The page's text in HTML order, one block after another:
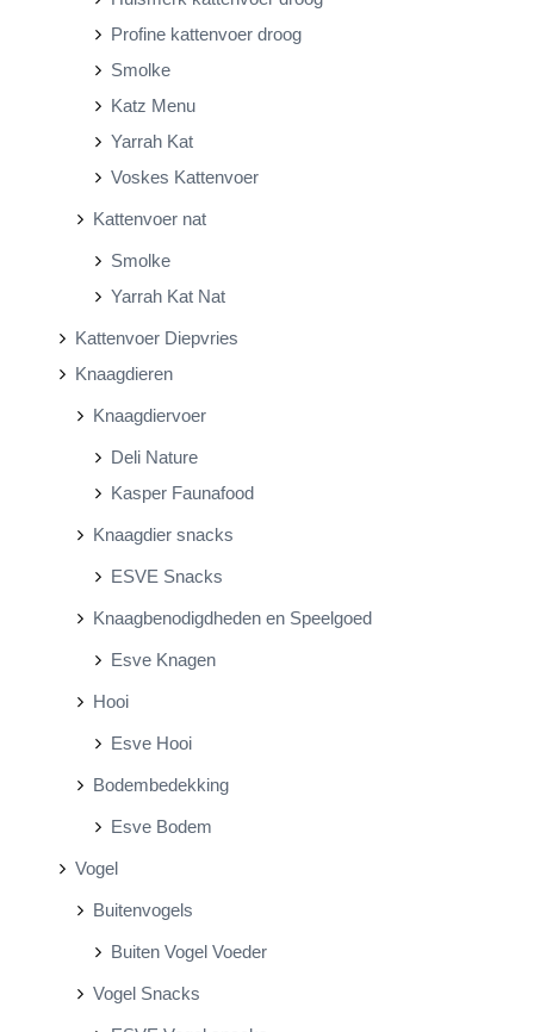
Profine kattenvoer droog
Smolke
Katz Menu
Yarrah Kat
Voskes Kattenvoer
Kattenvoer nat
Smolke
Yarrah Kat Nat
Kattenvoer Diepvries
Knaagdieren
Knaagdiervoer
Deli Nature
Kasper Faunafood
Knaagdier snacks
ESVE Snacks
Knaagbenodigdheden en Speelgoed
Esve Knagen
Hooi
Esve Hooi
Bodembedekking
Esve Bodem
Vogel
Buitenvogels
Buiten Vogel Voeder
Vogel Snacks